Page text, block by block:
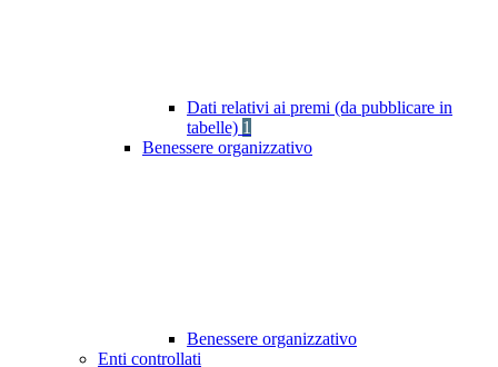
Dati relativi ai premi (da pubblicare in
tabelle) 1
Benessere organizzativo
Benessere organizzativo
Enti controllati